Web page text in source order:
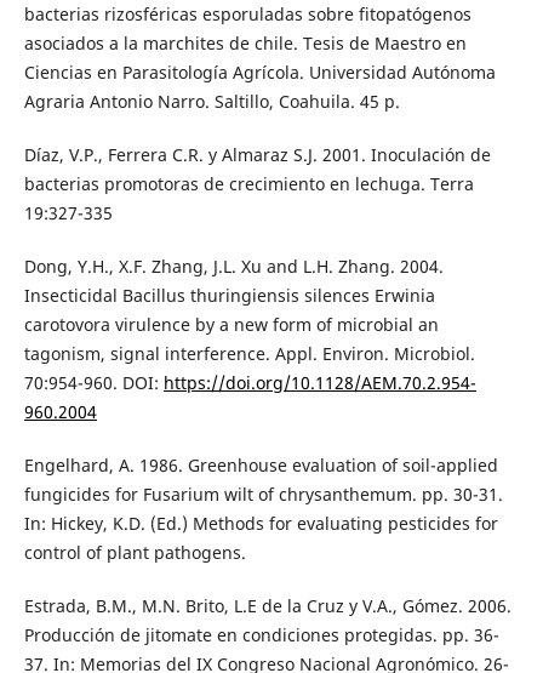
bacterias rizosféricas esporuladas sobre fitopatógenos
asociados a la marchites de chile. Tesis de Maestro en
Ciencias en Parasitología Agrícola. Universidad Autónoma
Agraria Antonio Narro. Saltillo, Coahuila. 45 p.
Díaz, V.P., Ferrera C.R. y Almaraz S.J. 2001. Inoculación de
bacterias promotoras de crecimiento en lechuga. Terra
19:327-335
Dong, Y.H., X.F. Zhang, J.L. Xu and L.H. Zhang. 2004.
Insecticidal Bacillus thuringiensis silences Erwinia
carotovora virulence by a new form of microbial an
tagonism, signal interference. Appl. Environ. Microbiol.
70:954-960. DOI: https://doi.org/10.1128/AEM.70.2.954-
960.2004
Engelhard, A. 1986. Greenhouse evaluation of soil-applied
fungicides for Fusarium wilt of chrysanthemum. pp. 30-31.
In: Hickey, K.D. (Ed.) Methods for evaluating pesticides for
control of plant pathogens.
Estrada, B.M., M.N. Brito, L.E de la Cruz y V.A., Gómez. 2006.
Producción de jitomate en condiciones protegidas. pp. 36-
37. In: Memorias del IX Congreso Nacional Agronómico. 26-